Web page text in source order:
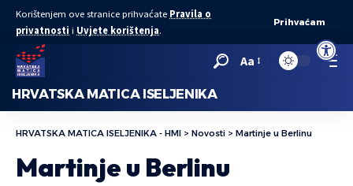
Korištenjem ove stranice prihvaćate Pravila o
privatnosti i Uvjete korištenja.
Prihvaćam
Aa
HRVATSKA MATICA ISELJENIKA
HRVATSKA MATICA ISELJENIKA - HMI > Novosti > Martinje u Berlinu
Martinje u Berlinu
Open